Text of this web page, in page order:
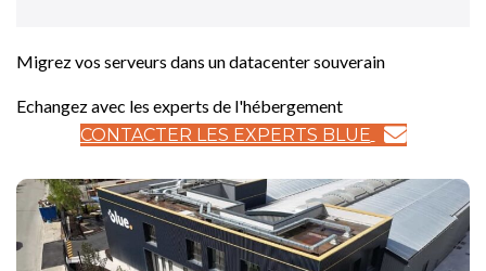
Migrez vos serveurs dans un datacenter souverain
Echangez avec les experts de l'hébergement
CONTACTER LES EXPERTS BLUE